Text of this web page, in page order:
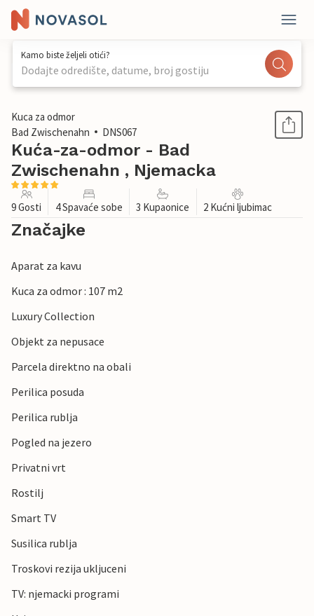
Kamo biste željeli otići?
Dodajte odredište, datume, broj gostiju
1 / 1
Kuca za odmor
Bad Zwischenahn
DNS067
Kuća-za-odmor - Bad
Zwischenahn , Njemacka
9 Gosti 4 Spavaće sobe 3 Kupaonice 2 Kućni ljubimac
Značajke
Aparat za kavu
Kuca za odmor : 107 m2
Luxury Collection
Objekt za nepusace
Parcela direktno na obali
Perilica posuda
Perilica rublja
Pogled na jezero
Privatni vrt
Rostilj
Smart TV
Susilica rublja
Troskovi rezija ukljuceni
TV: njemacki programi